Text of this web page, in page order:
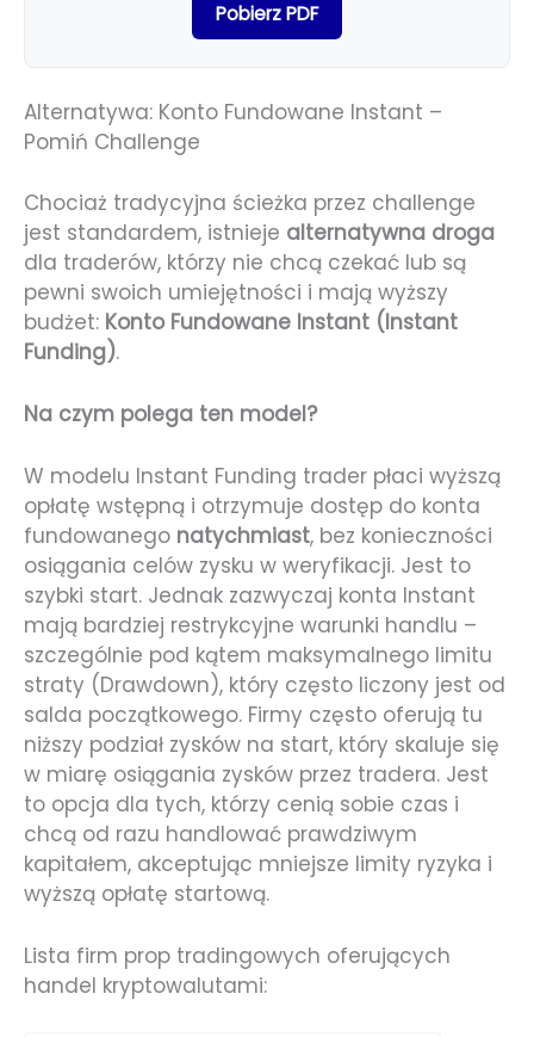
Pobierz PDF
Alternatywa: Konto Fundowane Instant –
Pomiń Challenge
Chociaż tradycyjna ścieżka przez challenge
jest standardem, istnieje alternatywna droga
dla traderów, którzy nie chcą czekać lub są
pewni swoich umiejętności i mają wyższy
budżet: Konto Fundowane Instant (Instant
Funding).
Na czym polega ten model?
W modelu Instant Funding trader płaci wyższą
opłatę wstępną i otrzymuje dostęp do konta
fundowanego natychmiast, bez konieczności
osiągania celów zysku w weryfikacji. Jest to
szybki start. Jednak zazwyczaj konta Instant
mają bardziej restrykcyjne warunki handlu –
szczególnie pod kątem maksymalnego limitu
straty (Drawdown), który często liczony jest od
salda początkowego. Firmy często oferują tu
niższy podział zysków na start, który skaluje się
w miarę osiągania zysków przez tradera. Jest
to opcja dla tych, którzy cenią sobie czas i
chcą od razu handlować prawdziwym
kapitałem, akceptując mniejsze limity ryzyka i
wyższą opłatę startową.
Lista firm prop tradingowych oferujących
handel kryptowalutami: